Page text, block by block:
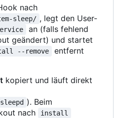
nach
sleep/ , legt den User-
an (falls fehlend
geändert) und startet
--remove
entfernt
kopiert und läuft direkt
). Beim
nach
install